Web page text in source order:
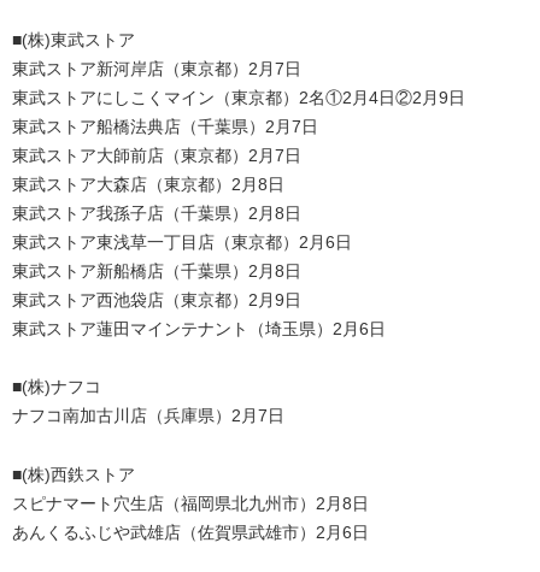
■(株)東武ストア
東武ストア新河岸店（東京都）2月7日
東武ストアにしこくマイン（東京都）2名①2月4日②2月9日
東武ストア船橋法典店（千葉県）2月7日
東武ストア大師前店（東京都）2月7日
東武ストア大森店（東京都）2月8日
東武ストア我孫子店（千葉県）2月8日
東武ストア東浅草一丁目店（東京都）2月6日
東武ストア新船橋店（千葉県）2月8日
東武ストア西池袋店（東京都）2月9日
東武ストア蓮田マインテナント（埼玉県）2月6日
■(株)ナフコ
ナフコ南加古川店（兵庫県）2月7日
■(株)西鉄ストア
スピナマート穴生店（福岡県北九州市）2月8日
あんくるふじや武雄店（佐賀県武雄市）2月6日